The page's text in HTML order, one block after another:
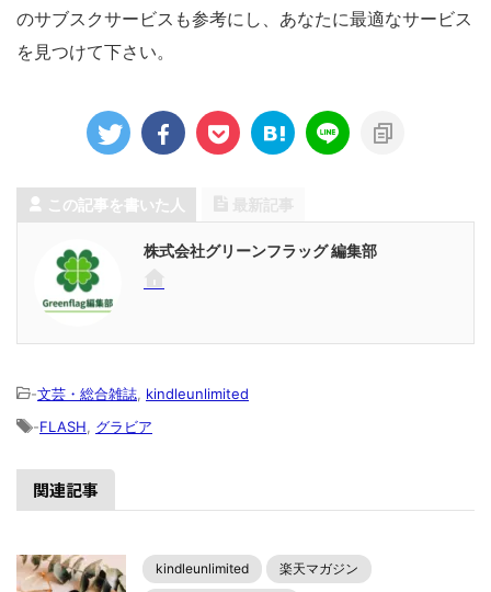
のサブスクサービスも参考にし、あなたに最適なサービス
を見つけて下さい。
この記事を書いた人
株式会社グリーンフラッグ 編集部
-文芸・総合雑誌 kindleunlimited
-FLASH グラビア
関連記事
kindleunlimited 楽天マガジン